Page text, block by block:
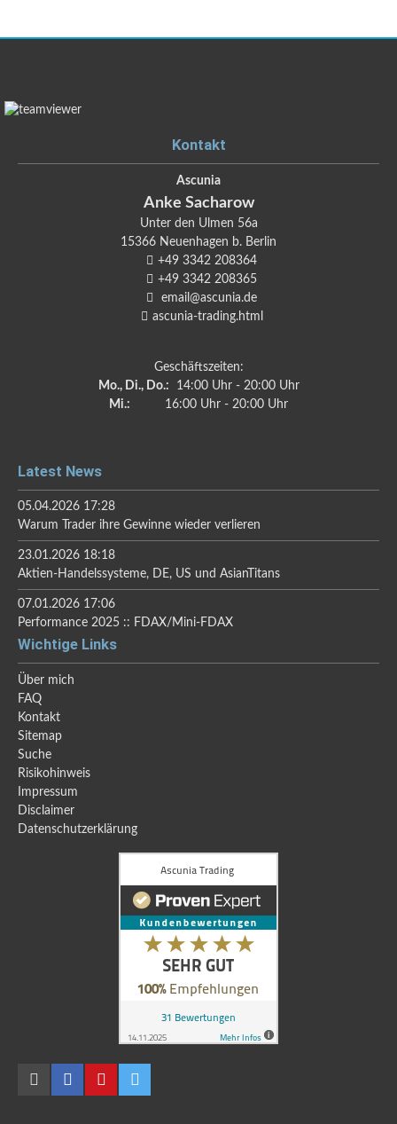
Kontakt
Ascunia
Anke Sacharow
Unter den Ulmen 56a
15366 Neuenhagen b. Berlin
+49 3342 208364
+49 3342 208365
email@ascunia.de
ascunia-trading.html
Geschäftszeiten:
Mo., Di., Do.: 14:00 Uhr - 20:00 Uhr
Mi.:
16:00 Uhr - 20:00 Uhr
Latest News
05.04.2026 17:28
Warum Trader ihre Gewinne wieder verlieren
23.01.2026 18:18
Aktien-Handelssysteme, DE, US und AsianTitans
07.01.2026 17:06
Performance 2025 :: FDAX/Mini-FDAX
Wichtige Links
Über mich
FAQ
Kontakt
Sitemap
Suche
Risikohinweis
Impressum
Disclaimer
Datenschutzerklärung